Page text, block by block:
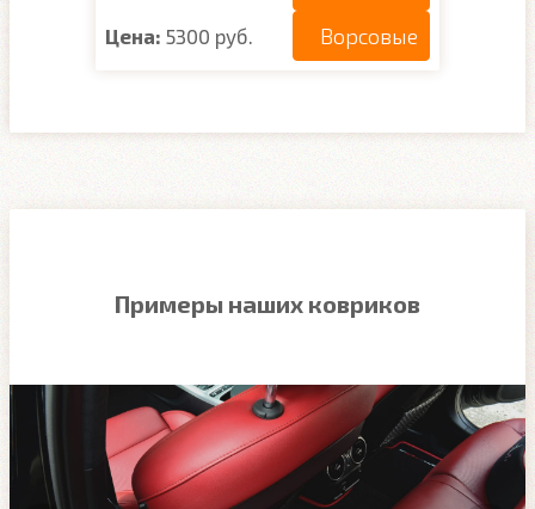
Цена: 5300 руб. Ворсовые
Примеры наших ковриков